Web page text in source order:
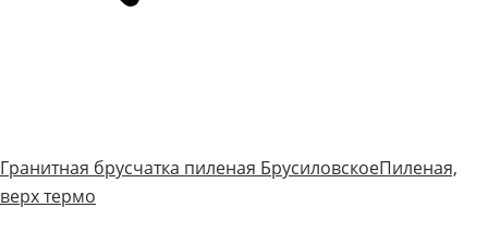
Гранитная брусчатка пиленая БрусиловскоеПиленая,
верх термо